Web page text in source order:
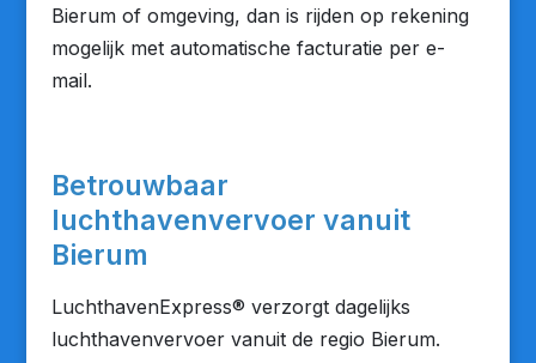
Bierum of omgeving, dan is rijden op rekening
mogelijk met automatische facturatie per e-
mail.
Betrouwbaar
luchthavenvervoer vanuit
Bierum
LuchthavenExpress® verzorgt dagelijks
luchthavenvervoer vanuit de regio Bierum.